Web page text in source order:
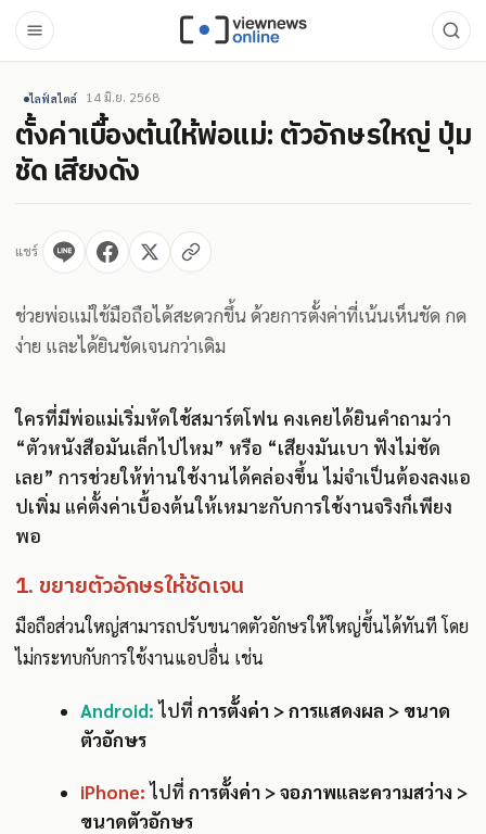
ไลฟ์สไตล์ 14 มิ.ย. 2568
ตั้งค่าเบื้องต้นให้พ่อแม่: ตัวอักษรใหญ่ ปุ่ม
ชัด เสียงดัง
แชร์
ช่วยพ่อแม่ใช้มือถือได้สะดวกขึ้น ด้วยการตั้งค่าที่เน้นเห็นชัด กด
ง่าย และได้ยินชัดเจนกว่าเดิม
ใครที่มีพ่อแม่เริ่มหัดใช้สมาร์ตโฟน คงเคยได้ยินคำถามว่า
“ตัวหนังสือมันเล็กไปไหม” หรือ “เสียงมันเบา ฟังไม่ชัด
เลย” การช่วยให้ท่านใช้งานได้คล่องขึ้น ไม่จำเป็นต้องลงแอ
ปเพิ่ม แค่ตั้งค่าเบื้องต้นให้เหมาะกับการใช้งานจริงก็เพียง
พอ
1. ขยายตัวอักษรให้ชัดเจน
มือถือส่วนใหญ่สามารถปรับขนาดตัวอักษรให้ใหญ่ขึ้นได้ทันที โดย
ไม่กระทบกับการใช้งานแอปอื่น เช่น
Android:ไปที่ การตั้งค่า > การแสดงผล > ขนาด
ตัวอักษร
iPhone: ไปที่ การตั้งค่า > จอภาพและความสว่าง >
ขนาดตัวอักษร